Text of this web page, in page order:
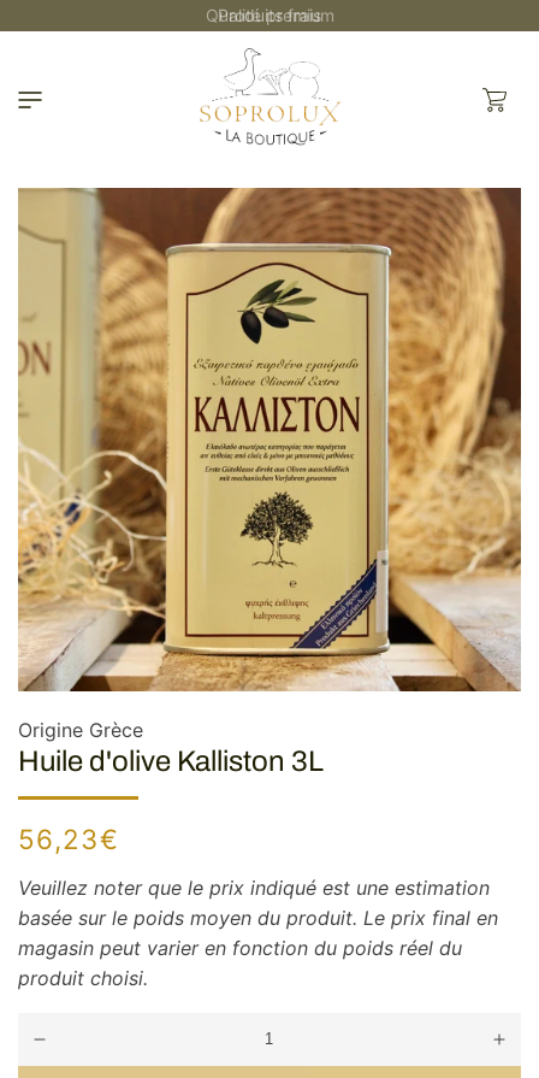
Qualité premium
Panier
Origine Grèce
Huile d'olive Kalliston 3L
Prix
habituel
56,23€
Veuillez noter que le prix indiqué est une estimation
basée sur le poids moyen du produit. Le prix final en
magasin peut varier en fonction du poids réel du
produit choisi.
Réduire
la
la